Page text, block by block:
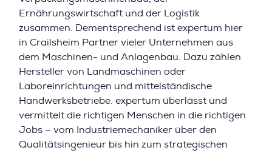
Ernährungswirtschaft und der Logistik
zusammen. Dementsprechend ist expertum hier
in Crailsheim Partner vieler Unternehmen aus
dem Maschinen- und Anlagenbau. Dazu zählen
Hersteller von Landmaschinen oder
Laboreinrichtungen und mittelständische
Handwerksbetriebe. expertum überlässt und
vermittelt die richtigen Menschen in die richtigen
Jobs – vom Industriemechaniker über den
Qualitätsingenieur bis hin zum strategischen